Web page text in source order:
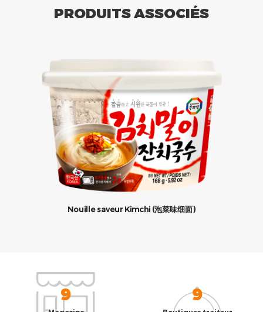
PRODUITS ASSOCIÉS
Nouille saveur Kimchi (泡菜味细面)
9 9